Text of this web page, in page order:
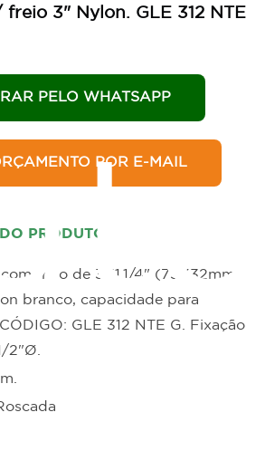
3" Nylon. GLE 312 NTE
PELO WHATSAPP
POR E-MAIL
PRODUTO
freio de 3X1.1/4" (75X32mm)
branco, capacidade para
GLE 312 NTE G. Fixação
2"Ø.